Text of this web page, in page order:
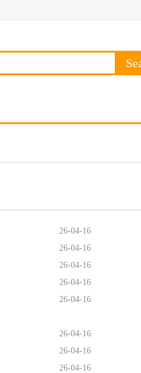
26-04-16
26-04-16
26-04-16
26-04-16
26-04-16
26-04-16
26-04-16
26-04-16